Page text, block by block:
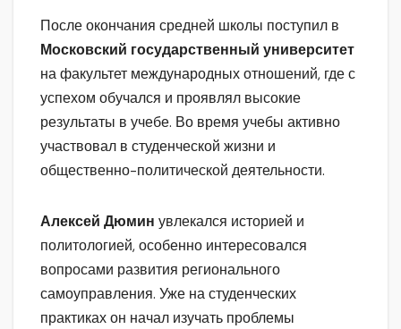
После окончания средней школы поступил в
Московский государственный университет
на факультет международных отношений, где с
успехом обучался и проявлял высокие
результаты в учебе. Во время учебы активно
участвовал в студенческой жизни и
общественно-политической деятельности.
Алексей Дюмин увлекался историей и
политологией, особенно интересовался
вопросами развития регионального
самоуправления. Уже на студенческих
практиках он начал изучать проблемы